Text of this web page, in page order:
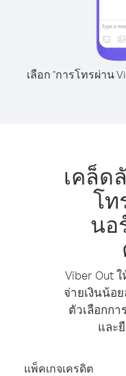
เลือก "การโทรผ่าน
เคล็ด
โท
นอ
Viber Out
จ่ายเงินน้อ
ตัวเลือกก
และ
แพ็คเกจเครดิต